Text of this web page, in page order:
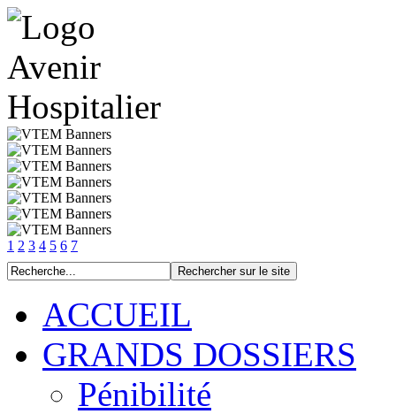
1 2 3 4 5 6 7
ACCUEIL
GRANDS DOSSIERS
Pénibilité